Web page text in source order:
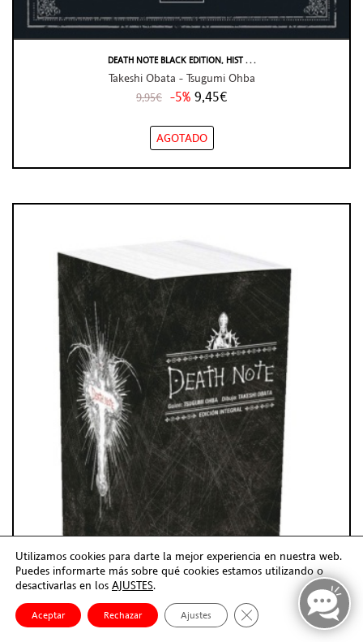
DEATH NOTE BLACK EDITION, HIST . . .
Takeshi Obata - Tsugumi Ohba
9,95€ -5% 9,45€
AGOTADO
Utilizamos cookies para darte la mejor experiencia en nuestra web.
Puedes informarte más sobre qué cookies estamos utilizando o
desactivarlas en los AJUSTES.
Aceptar Rechazar Ajustes Cerrar el banner de